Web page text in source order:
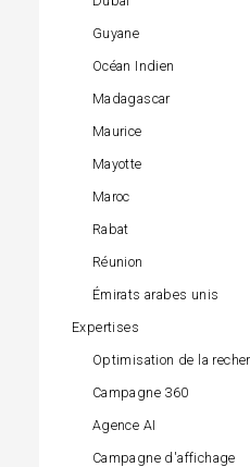
Guyane
Océan Indien
Madagascar
Maurice
Mayotte
Maroc
Rabat
Réunion
Émirats arabes unis
Expertises
Optimisation de la
Campagne 360
Agence AI
Campagne d'affichage